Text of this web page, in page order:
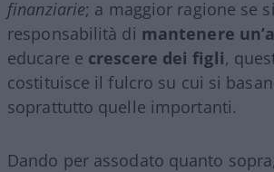
finanziarie; a maggior ragione se
responsabilità di mantenere
educare e crescere dei figli,
costituisce il fulcro su cui si
soprattutto quelle importanti.
Dando per assodato quanto